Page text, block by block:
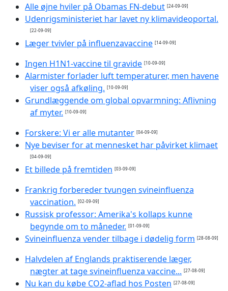
Alle øjne hviler på Obamas FN-debut [24-09-09]
Udenrigsministeriet har lavet ny klimavideoportal.
[22-09-09]
Læger tvivler på influenzavaccine [14-09-09]
Ingen H1N1-vaccine til gravide [10-09-09]
Alarmister forlader luft temperaturer, men havene
viser også afkøling. [10-09-09]
Grundlæggende om global opvarmning: Aflivning
af myter. [10-09-09]
Forskere: Vi er alle mutanter [04-09-09]
Nye beviser for at mennesket har påvirket klimaet
[04-09-09]
Et billede på fremtiden [03-09-09]
Frankrig forbereder tvungen svineinfluenza
vaccination. [02-09-09]
Russisk professor: Amerika's kollaps kunne
begynde om to måneder. [01-09-09]
Svineinfluenza vender tilbage i dødelig form [28-08-09]
Halvdelen af Englands praktiserende læger,
nægter at tage svineinfluenza vaccine... [27-08-09]
Nu kan du købe CO2-aflad hos Posten [27-08-09]